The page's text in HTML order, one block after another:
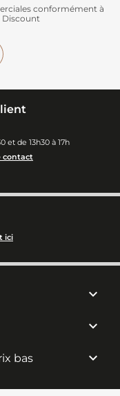
conformément à
Discount
et de 13h30 à 17h
contact
ici


bas 